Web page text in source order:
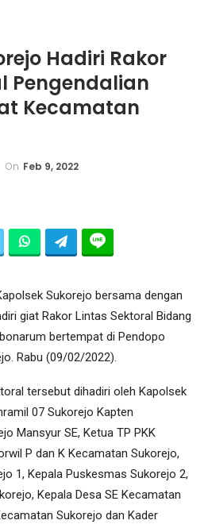
Hadiri Rakor
Pengendalian
Kecamatan
On Feb 9, 2022
Sukorejo bersama dengan
giat Rakor Lintas Sektoral Bidang
bertempat di Pendopo
Rabu (09/02/2022).
tersebut dihadiri oleh Kapolsek
07 Sukorejo Kapten
Mansyur SE, Ketua TP PKK
P dan K Kecamatan Sukorejo,
1, Kepala Puskesmas Sukorejo 2,
Kepala Desa SE Kecamatan
Sukorejo dan Kader